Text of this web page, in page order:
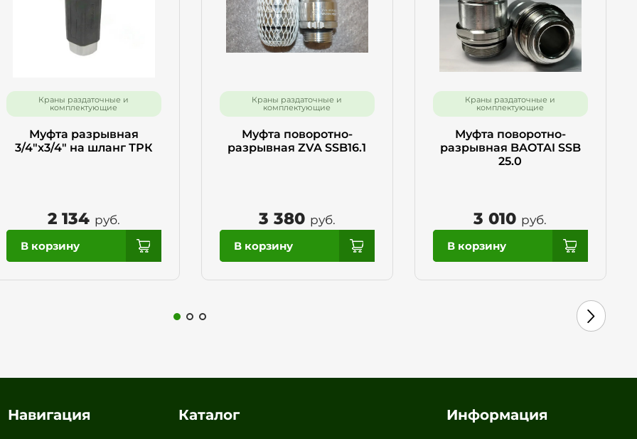
Краны раздаточные и
комплектующие
Муфта разрывная
3/4"х3/4" на шланг ТРК
2 134 руб.
Краны раздаточные и
комплектующие
Муфта поворотно-
разрывная ZVA SSB16.1
3 380 руб.
Краны раздаточные и
комплектующие
Муфта поворотно-
разрывная BAOTAI SSB
25.0
3 010 руб.
Навигация Каталог Информация